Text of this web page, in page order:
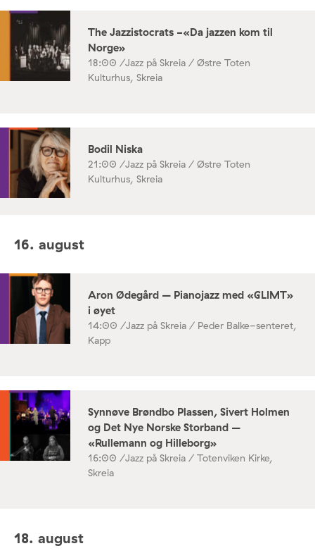
The Jazzistocrats -«Da jazzen kom til
Norge»
18:00 /Jazz på Skreia / Østre Toten
Kulturhus, Skreia
Bodil Niska
21:00 /Jazz på Skreia / Østre Toten
Kulturhus, Skreia
16. august
Aron Ødegård – Pianojazz med «GLIMT»
i øyet
14:00 /Jazz på Skreia / Peder Balke-senteret,
Kapp
Synnøve Brøndbo Plassen, Sivert Holmen
og Det Nye Norske Storband –
«Rullemann og Hilleborg»
16:00 /Jazz på Skreia / Totenviken Kirke,
Skreia
18. august